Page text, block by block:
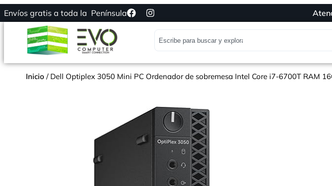
Envíos gratis a toda la Península
Inicio / Dell Optiplex 3050 Mini PC Ordenador de sobremesa Intel Core i7-6700T RAM